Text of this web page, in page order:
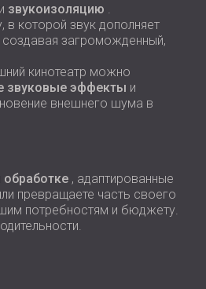
звукоизоляцию
которой звук дополняет
загроможденный,
кинотеатр можно
звуковые эффекты и
внешнего шума в
обработке , адаптированные
превращаете часть своего
потребностям и бюджету.